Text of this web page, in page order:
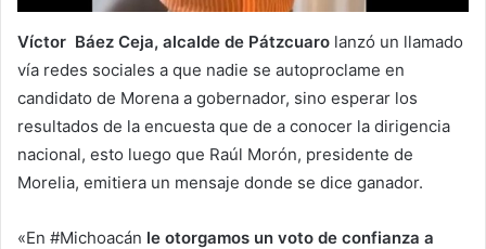
Víctor Báez Ceja, alcalde de Pátzcuaro lanzó un llamado
vía redes sociales a que nadie se autoproclame en
candidato de Morena a gobernador, sino esperar los
resultados de la encuesta que de a conocer la dirigencia
nacional, esto luego que Raúl Morón, presidente de
Morelia, emitiera un mensaje donde se dice ganador.
«En #Michoacán le otorgamos un voto de confianza a